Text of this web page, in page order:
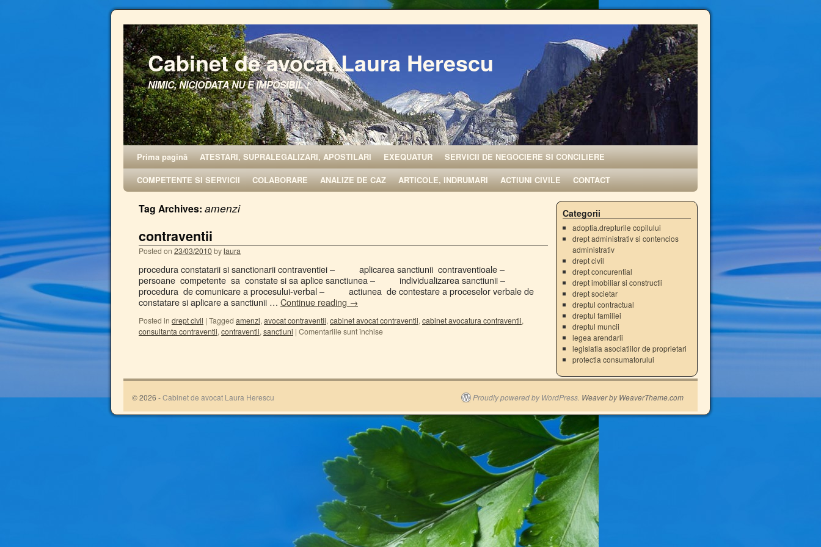
Cabinet de avocat Laura Herescu
NIMIC, NICIODATA NU E IMPOSIBIL !
Prima pagină ATESTARI, SUPRALEGALIZARI, APOSTILARI EXEQUATUR
SERVICII DE NEGOCIERE SI CONCILIERE
COMPETENTE SI SERVICII
COLABORARE ANALIZE DE CAZ ARTICOLE, INDRUMARI ACTIUNI CIVILE CONTACT
Tag Archives: amenzi
contraventii
Posted on 23/03/2010bylaura
procedura constatarii si sanctionarii contraventiei – aplicarea sanctiunii contraventioale –
persoane competente sa constate si sa aplice sanctiunea – individualizarea sanctiunii –
procedura de comunicare a procesului-verbal – actiunea de contestare a proceselor verbale de
constatare si aplicare a sanctiunii … Continue reading →
Posted in drept civil | Tagged amenzi, avocat contraventii, cabinet avocat contraventii, cabinet avocatura contraventii,
consultanta contraventii, contraventii, sanctiuni | Comentariile sunt închise
Categorii
adoptia.drepturile copilului
drept administrativ si contencios
administrativ
drept civil
drept concurential
drept imobiliar si constructii
drept societar
dreptul contractual
dreptul familiei
dreptul muncii
legea arendarii
legislatia asociatiilor de proprietari
protectia consumatorului
© 2026 -Cabinet de avocat Laura Herescu Proudly powered by WordPress. Weaver by WeaverTheme.com